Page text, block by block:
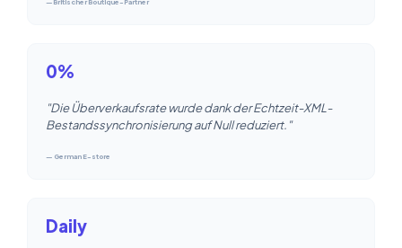
0%
"Die Überverkaufsrate wurde dank der Echtzeit-XML-
Bestandssynchronisierung auf Null reduziert."
— German E-store
Daily